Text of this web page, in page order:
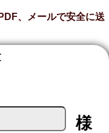
、メールで安全に送
様